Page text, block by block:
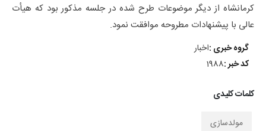
کرمانشاه از دیگر موضوعات طرح شده در جلسه مذکور بود که هیأت
عالی با پیشنهادات مطروحه موافقت نمود.
گروه خبری :اخبار
کد خبر :1988
کلمات کلیدی
مولدسازی